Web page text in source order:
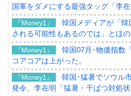
国軍をダメにする最強タッグ「李在
『Money1』
韓国メディアが「韓
される可能性もあるのでは」とほの
『Money1』
韓国07月･物価指数
コアコアは上がった。
『Money1』
韓国･猛暑でソウル
発令。李在明「猛暑・干ばつ対処状